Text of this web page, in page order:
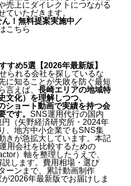
売上にダイレクトにつながる
ていただきます。
ん！無料提案実施中／
こちら
すめ5選【2026年最新版】
られる会社を探しているな
に知ることが失敗を防ぐ最短
言えば、 長崎エリアの地域特
文化）を理解しつつ、
ショート動画で実績を持つ会
です。 SNS運用代行の国内
（矢野経済研究所・2024年
、地方中小企業でもSNS集
きが急拡大しています。本記
用会社を比較するための
）軸を整理したうえで、
します。費用相場・選び
ーンまで、累計動画制作
2026年最新版でお届けしま